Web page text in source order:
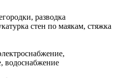
разводка
стен по маякам, стяжка
водоснабжение